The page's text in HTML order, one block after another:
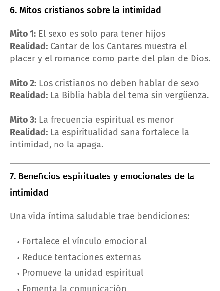
6. Mitos cristianos sobre la intimidad
Mito 1: El sexo es solo para tener hijos
Realidad: Cantar de los Cantares muestra el
placer y el romance como parte del plan de Dios.
Mito 2: Los cristianos no deben hablar de sexo
Realidad: La Biblia habla del tema sin vergüenza.
Mito 3: La frecuencia espiritual es menor
Realidad: La espiritualidad sana fortalece la
intimidad, no la apaga.
7. Beneficios espirituales y emocionales de la
intimidad
Una vida íntima saludable trae bendiciones:
Fortalece el vínculo emocional
Reduce tentaciones externas
Promueve la unidad espiritual
Fomenta la comunicación